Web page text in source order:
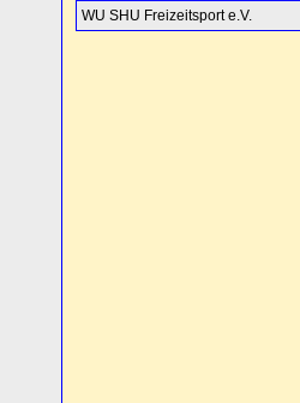
WU SHU Freizeitsport e.V.